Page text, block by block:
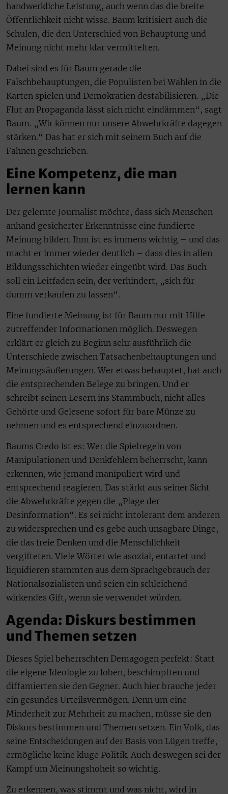
handwerkliche Leistung, auch wenn das die breite
Öffentlichkeit nicht wisse. Baum kritisiert auch die
Schulen, die den Unterschied von Behauptung und
Meinung nicht mehr klar vermittelten.
Dabei sind es für Baum gerade die
Falschbehauptungen, die Populisten bei Wahlen in die
Karten spielen und Demokratien destabilisieren. „Die
Flut an Propaganda lässt sich nicht eindämmen“, sagt
Baum. „Wir können nur unsere Abwehrkräfte dagegen
stärken.“ Das hat er sich mit seinem Buch auf die
Fahnen geschrieben.
Eine Kompetenz, die man
lernen kann
Der gelernte Journalist möchte, dass sich Menschen
anhand gesicherter Erkenntnisse eine fundierte
Meinung bilden. Ihm ist es immens wichtig – und das
macht er immer wieder deutlich – dass dies in allen
Bildungsschichten wieder eingeübt wird. Das Buch
soll ein Leitfaden sein, der verhindert, „sich für
dumm verkaufen zu lassen“.
Eine fundierte Meinung ist für Baum nur mit Hilfe
zutreffender Informationen möglich. Deswegen
erklärt er gleich zu Beginn sehr ausführlich die
Unterschiede zwischen Tatsachenbehauptungen und
Meinungsäußerungen. Wer etwas behauptet, hat auch
die entsprechenden Belege zu bringen. Und er
schreibt seinen Lesern ins Stammbuch, nicht alles
Gehörte und Gelesene sofort für bare Münze zu
nehmen und es entsprechend einzuordnen.
Baums Credo ist es: Wer die Spielregeln von
Manipulationen und Denkfehlern beherrscht, kann
erkennen, wie jemand manipuliert wird und
entsprechend reagieren. Das stärkt aus seiner Sicht
die Abwehrkräfte gegen die „Plage der
Desinformation“. Es sei nicht intolerant dem anderen
zu widersprechen und es gebe auch unsagbare Dinge,
die das freie Denken und die Menschlichkeit
vergifteten. Viele Wörter wie asozial, entartet und
liquidieren stammten aus dem Sprachgebrauch der
Nationalsozialisten und seien ein schleichend
wirkendes Gift, wenn sie verwendet würden.
Agenda: Diskurs bestimmen
und Themen setzen
Dieses Spiel beherrschten Demagogen perfekt: Statt
die eigene Ideologie zu loben, beschimpften und
diffamierten sie den Gegner. Auch hier brauche jeder
ein gesundes Urteilsvermögen. Denn um eine
Minderheit zur Mehrheit zu machen, müsse sie den
Diskurs bestimmen und Themen setzen. Ein Volk, das
seine Entscheidungen auf der Basis von Lügen treffe,
ermögliche keine kluge Politik. Auch deswegen sei der
Kampf um Meinungshoheit so wichtig.
Zu erkennen, was stimmt und was nicht, wird in